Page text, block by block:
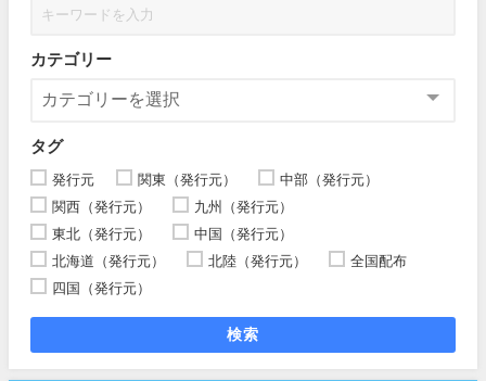
カテゴリー
タグ
発行元 関東（発行元）
中部（発行元）
関西（発行元）
九州（発行元）
東北（発行元）
中国（発行元）
北海道（発行元）
北陸（発行元）
全国配布
四国（発行元）
検索